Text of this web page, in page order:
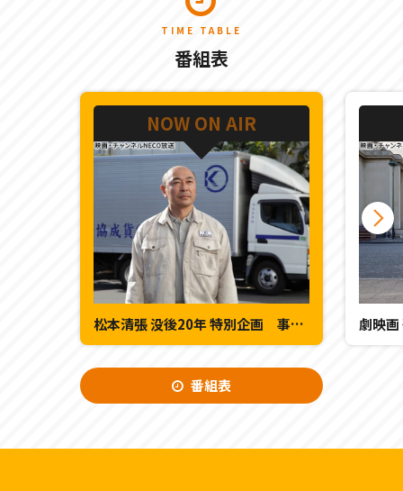
TIME TABLE
番組表
NOW ON AIR
松本清張 没後20年 特別企画 事故～黒い画集～ 劇映画
番組表